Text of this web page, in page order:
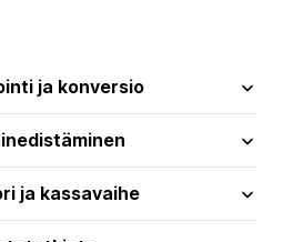
ja konversio
ja kassavaihe